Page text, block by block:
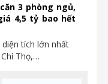
3 phòng ngủ,
4,5 tỷ bao hết
tích lớn nhất
Thọ,…